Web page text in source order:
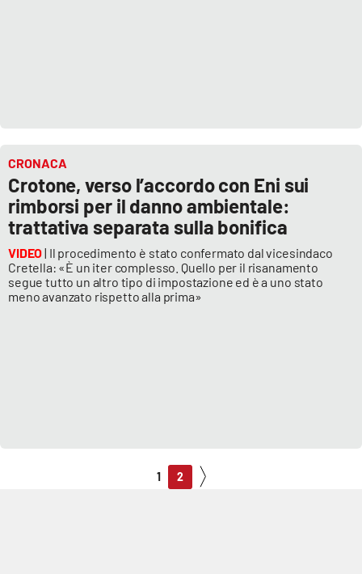
CRONACA
Crotone, verso l’accordo con Eni sui
rimborsi per il danno ambientale:
trattativa separata sulla bonifica
VIDEO| Il procedimento è stato confermato dal vicesindaco
Cretella: «È un iter complesso. Quello per il risanamento
segue tutto un altro tipo di impostazione ed è a uno stato
meno avanzato rispetto alla prima»
1 2